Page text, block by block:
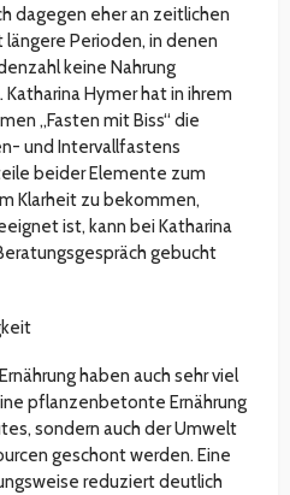
dagegen eher an zeitlichen
Perioden, in denen
keine Nahrung
Hymer hat in ihrem
„Fasten mit Biss“ die
und Intervallfastens
beider Elemente zum
Klarheit zu bekommen,
ist, kann bei Katharina
gebucht
haben auch sehr viel
pflanzenbetonte Ernährung
sondern auch der Umwelt
geschont werden. Eine
reduziert deutlich